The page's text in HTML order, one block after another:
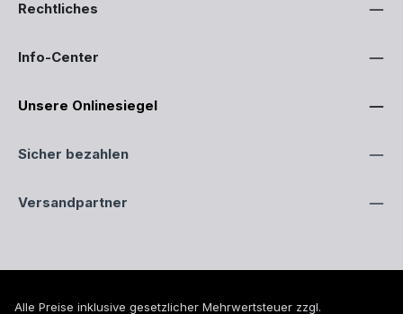
Rechtliches
Info-Center
Unsere Onlinesiegel
Sicher bezahlen
Versandpartner
Alle Preise inklusive gesetzlicher Mehrwertsteuer zzgl.